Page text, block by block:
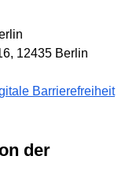
12435 Berlin
Barrierefreiheit